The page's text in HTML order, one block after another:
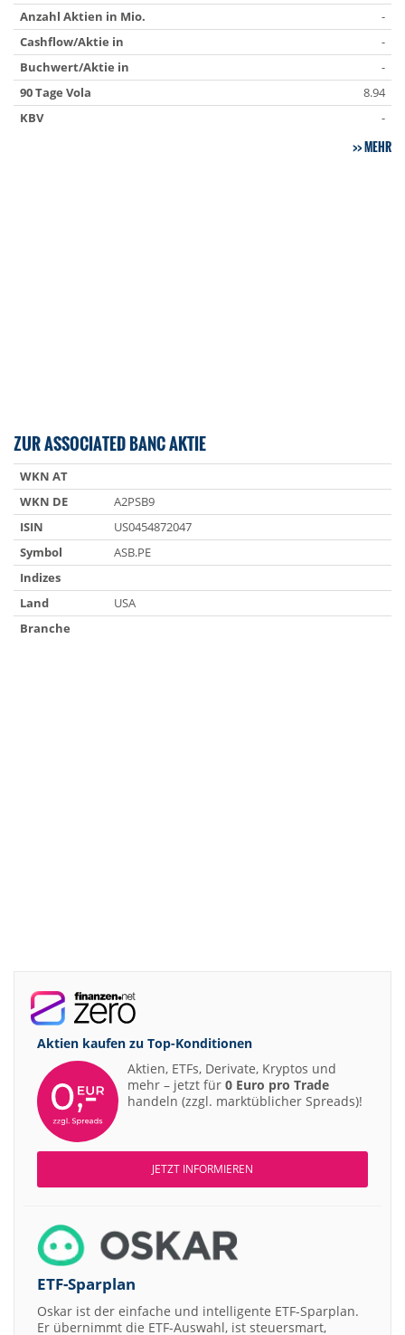
Anzahl Aktien in Mio.
-
Cashflow/Aktie in
-
Buchwert/Aktie in
-
90 Tage Vola
8.94
KBV
-
MEHR
ZUR ASSOCIATED BANC AKTIE
WKN AT
WKN DE
A2PSB9
ISIN
US0454872047
Symbol
ASB.PE
Indizes
Land
USA
Branche
Aktien kaufen zu Top-Konditionen
Aktien, ETFs, Derivate, Kryptos und
mehr – jetzt für 0 Euro pro Trade
handeln (zzgl. marktüblicher Spreads)!
JETZT INFORMIEREN
ETF-Sparplan
Oskar ist der einfache und intelligente ETF-Sparplan.
Er übernimmt die ETF-Auswahl, ist steuersmart,